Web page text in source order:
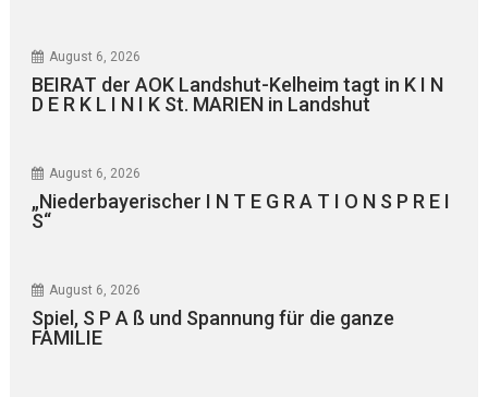
August 6, 2026
BEIRAT der AOK Landshut-Kelheim tagt in K I N
D E R K L I N I K St. MARIEN in Landshut
August 6, 2026
„Niederbayerischer I N T E G R A T I O N S P R E I
S“
August 6, 2026
Spiel, S P A ß und Spannung für die ganze
FAMILIE